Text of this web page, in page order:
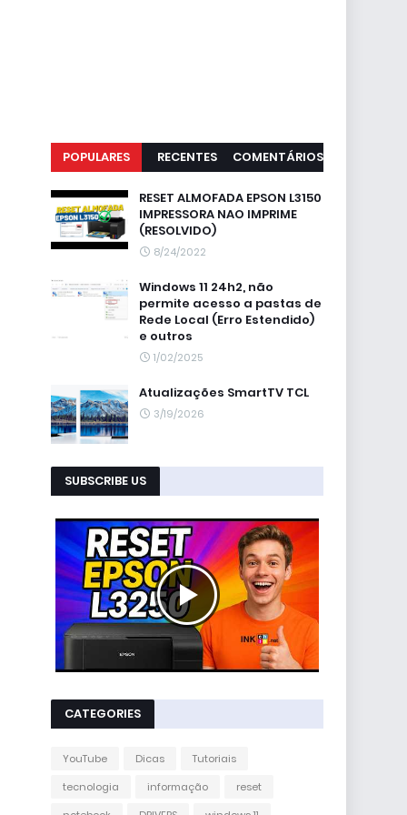
POPULARES RECENTES COMENTÁRIOS
RESET ALMOFADA EPSON L3150
IMPRESSORA NAO IMPRIME
(RESOLVIDO)
8/24/2022
Windows 11 24h2, não
permite acesso a pastas de
Rede Local (Erro Estendido)
e outros
1/02/2025
Atualizações SmartTV TCL
3/19/2026
SUBSCRIBE US
CATEGORIES
YouTube Dicas
Tutoriais
tecnologia
informação
reset